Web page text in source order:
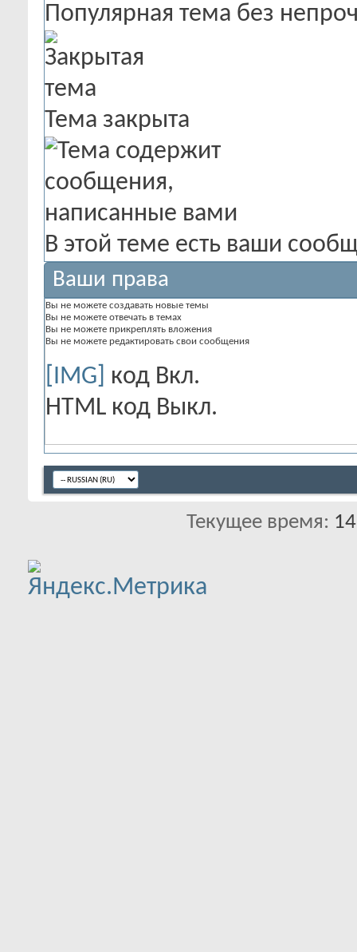
Популярная тема без
Тема закрыта
В этой теме есть ваши
Ваши права
Вы не можете создавать новые темы
Вы не можете отвечать в темах
Вы не можете прикреплять вложения
Вы не можете редактировать свои сообщения
[IMG] код Вкл.
HTML код Выкл.
Текущее время: